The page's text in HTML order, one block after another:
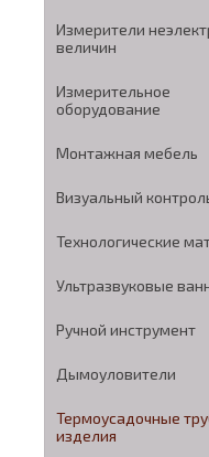
Измерители
величин
Измерительное
оборудование
Монтажная мебель
Визуальный
Технологические
Ультразвуковые
Ручной инструмент
Дымоуловители
Термоусадочные
изделия